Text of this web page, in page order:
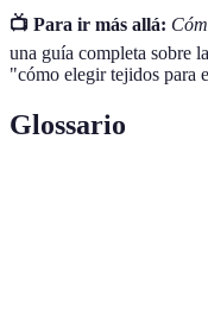
📺 Para ir más allá:
una guía completa sobre
"cómo elegir tejidos para
Glossario